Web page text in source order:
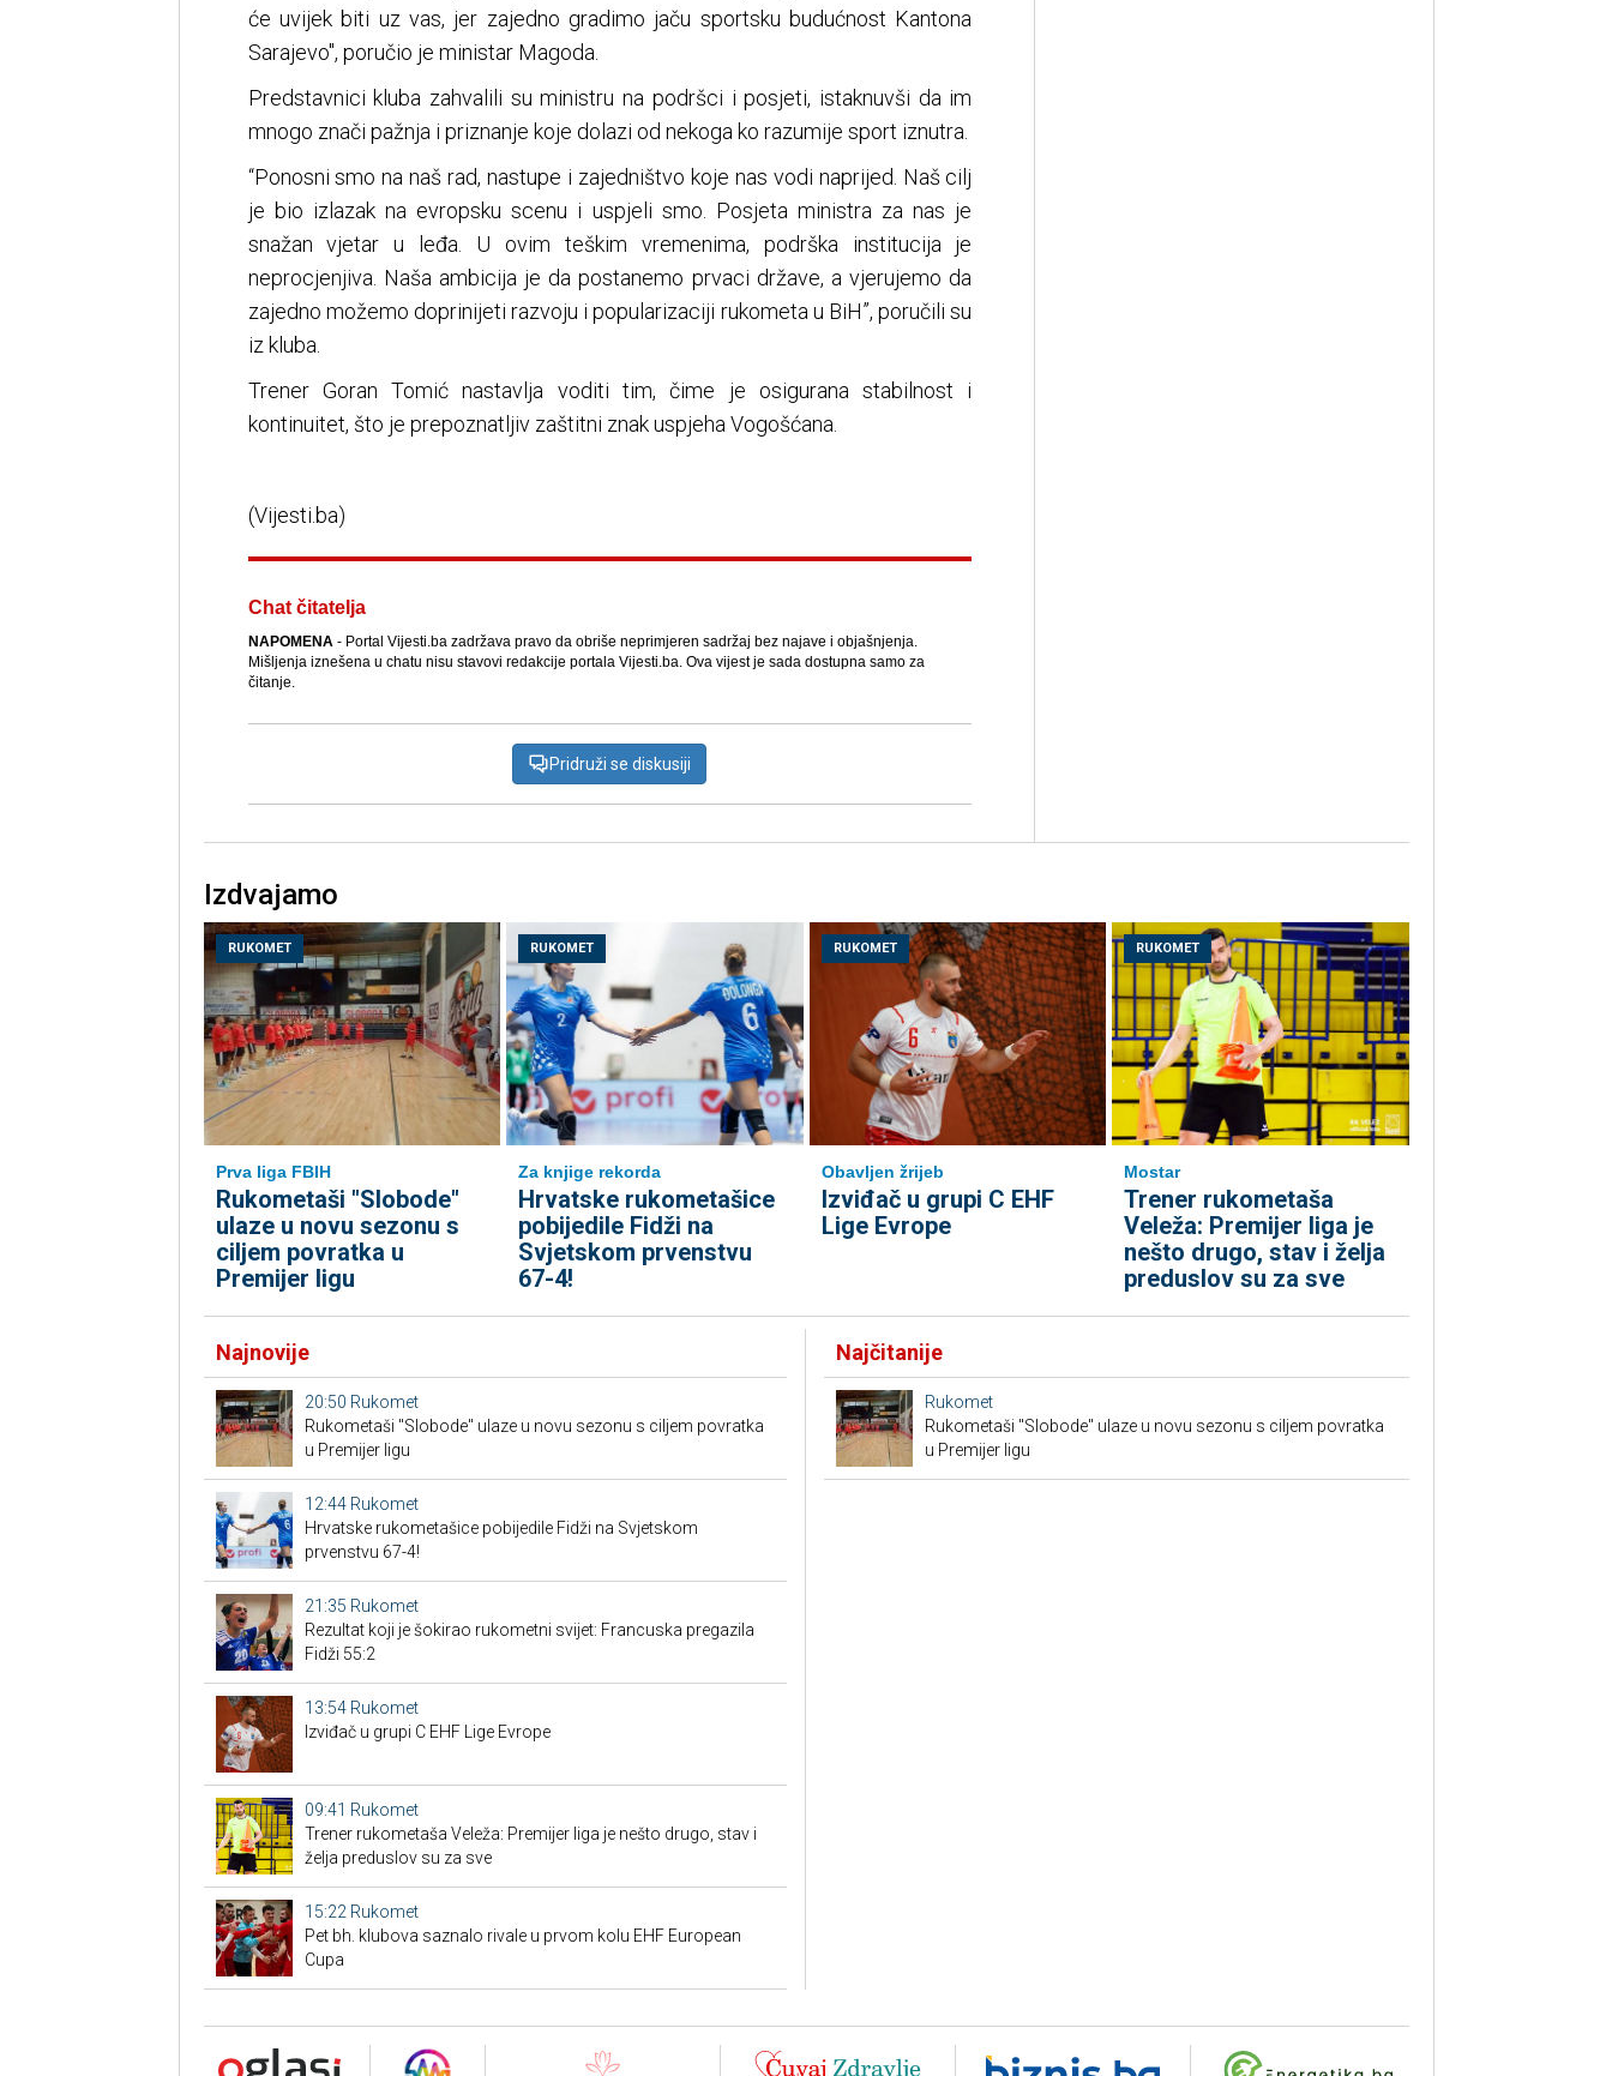
će uvijek biti uz vas, jer zajedno gradimo jaču sportsku budućnost Kantona
Sarajevo", poručio je ministar Magoda.
Predstavnici kluba zahvalili su ministru na podršci i posjeti, istaknuvši da im
mnogo znači pažnja i priznanje koje dolazi od nekoga ko razumije sport iznutra.
“Ponosni smo na naš rad, nastupe i zajedništvo koje nas vodi naprijed. Naš cilj
je bio izlazak na evropsku scenu i uspjeli smo. Posjeta ministra za nas je
snažan vjetar u leđa. U ovim teškim vremenima, podrška institucija je
neprocjenjiva. Naša ambicija je da postanemo prvaci države, a vjerujemo da
zajedno možemo doprinijeti razvoju i popularizaciji rukometa u BiH”, poručili su
iz kluba.
Trener Goran Tomić nastavlja voditi tim, čime je osigurana stabilnost i
kontinuitet, što je prepoznatljiv zaštitni znak uspjeha Vogošćana.
(Vijesti.ba)
Chat čitatelja
NAPOMENA- Portal Vijesti.ba zadržava pravo da obriše neprimjeren sadržaj bez najave i objašnjenja.
Mišljenja iznešena u chatu nisu stavovi redakcije portala Vijesti.ba. Ova vijest je sada dostupna samo za
čitanje.
Pridruži se diskusiji
Izdvajamo
RUKOMET
Prva liga FBIH
Rukometaši "Slobode"
ulaze u novu sezonu s
ciljem povratka u
Premijer ligu
RUKOMET
Za knjige rekorda
Hrvatske rukometašice
pobijedile Fidži na
Svjetskom prvenstvu
67-4!
RUKOMET
Obavljen žrijeb
Izviđač u grupi C EHF
Lige Evrope
RUKOMET
Mostar
Trener rukometaša
Veleža: Premijer liga je
nešto drugo, stav i želja
preduslov su za sve
Najnovije
20:50 Rukomet
Rukometaši "Slobode" ulaze u novu sezonu s ciljem povratka
u Premijer ligu
12:44 Rukomet
Hrvatske rukometašice pobijedile Fidži na Svjetskom
prvenstvu 67-4!
21:35 Rukomet
Rezultat koji je šokirao rukometni svijet: Francuska pregazila
Fidži 55:2
13:54 Rukomet
Izviđač u grupi C EHF Lige Evrope
09:41 Rukomet
Trener rukometaša Veleža: Premijer liga je nešto drugo, stav i
želja preduslov su za sve
15:22 Rukomet
Pet bh. klubova saznalo rivale u prvom kolu EHF European
Cupa
Najčitanije
Rukomet
Rukometaši "Slobode" ulaze u novu sezonu s ciljem povratka
u Premijer ligu